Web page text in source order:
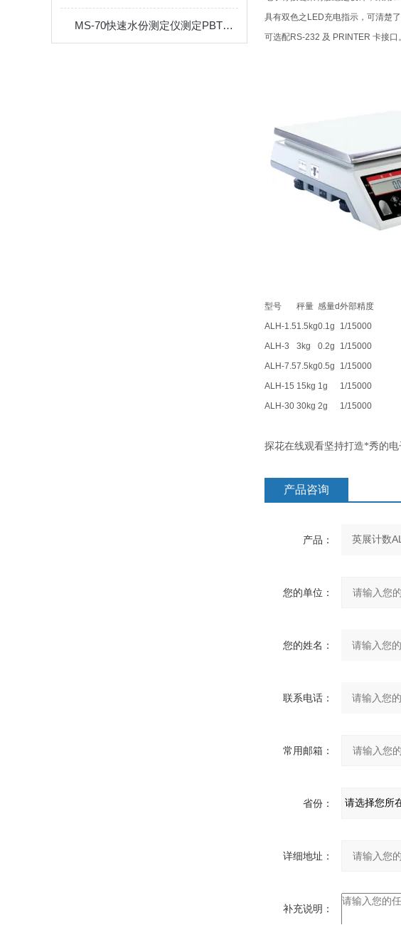
MS-70快速水份测定仪测定PBT颗粒的水份含量
具有双色之 LED充电指示，可清楚了
可选配RS-232 及 PRINTER 卡接口。
型号 秤量 感量d外部精度
ALH-1.51.5kg0.1g
1/15000
ALH-3
3kg 0.2g
1/15000
ALH-7.57.5kg0.5g
1/15000
ALH-15 15kg 1g
1/15000
ALH-30 30kg 2g 1/15000
探花在线观看坚持打造*秀的电
产品咨询
产品：
您的单位：
您的姓名：
联系电话：
常用邮箱：
省份：
详细地址：
补充说明：